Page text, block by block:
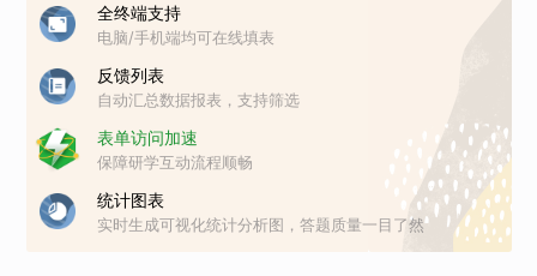
全终端支持
电脑/手机端均可在线填表
反馈列表
自动汇总数据报表，支持筛选
表单访问加速
保障研学互动流程顺畅
统计图表
实时生成可视化统计分析图，答题质量一目了然